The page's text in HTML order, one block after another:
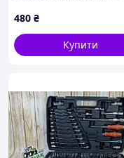
480 ₴
Купити